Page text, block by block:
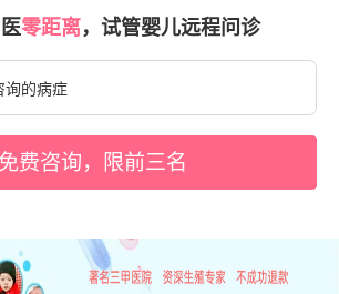
零距离 ，试管婴儿远程问诊
免费咨询，限前三名